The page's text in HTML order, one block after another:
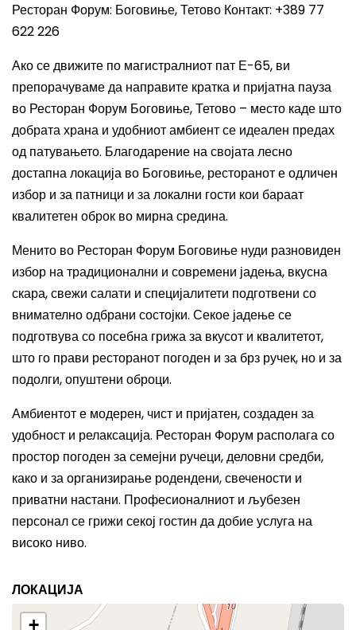
Ресторан Форум: Боговиње, Тетово Контакт: +389 77
622 226
Ако се движите по магистралниот пат Е-65, ви
препорачуваме да направите кратка и пријатна пауза
во Ресторан Форум Боговиње, Тетово – место каде што
добрата храна и удобниот амбиент се идеален предах
од патувањето. Благодарение на својата лесно
достапна локација во Боговиње, ресторанот е одличен
избор и за патници и за локални гости кои бараат
квалитетен оброк во мирна средина.
Менито во Ресторан Форум Боговиње нуди разновиден
избор на традиционални и современи јадења, вкусна
скара, свежи салати и специјалитети подготвени со
внимателно одбрани состојки. Секое јадење се
подготвува со посебна грижа за вкусот и квалитетот,
што го прави ресторанот погоден и за брз ручек, но и за
подолги, опуштени оброци.
Амбиентот е модерен, чист и пријатен, создаден за
удобност и релаксација. Ресторан Форум располага со
простор погоден за семејни ручеци, деловни средби,
како и за организирање родендени, свечености и
приватни настани. Професионалниот и љубезен
персонал се грижи секој гостин да добие услуга на
високо ниво.
ЛОКАЦИЈА
+